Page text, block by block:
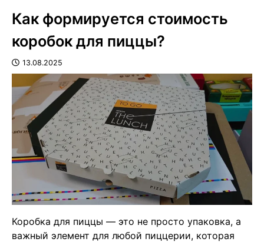
Как формируется стоимость
коробок для пиццы?
13.08.2025
Коробка для пиццы — это не просто упаковка, а
важный элемент для любой пиццерии, которая